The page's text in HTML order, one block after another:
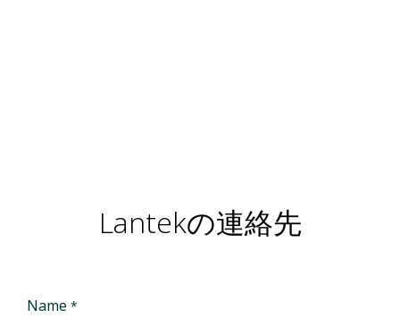
Lantekの連絡先